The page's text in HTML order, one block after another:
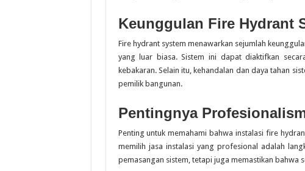
Keunggulan Fire Hydrant
Fire hydrant system menawarkan sejumlah
yang luar biasa. Sistem ini dapat diaktifkan
kebakaran. Selain itu, kehandalan dan daya tahan
pemilik bangunan.
Pentingnya
Penting untuk memahami bahwa instalasi fire
memilih jasa instalasi yang profesional adalah
pemasangan sistem, tetapi juga memastikan bahwa